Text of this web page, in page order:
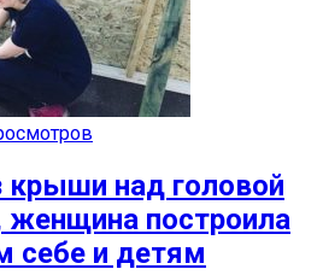
крыши над головой
женщина построила
себе и детям